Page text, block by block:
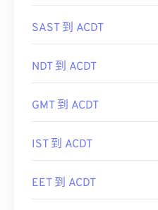
SAST 到 ACDT
NDT 到 ACDT
GMT 到 ACDT
IST 到 ACDT
EET 到 ACDT